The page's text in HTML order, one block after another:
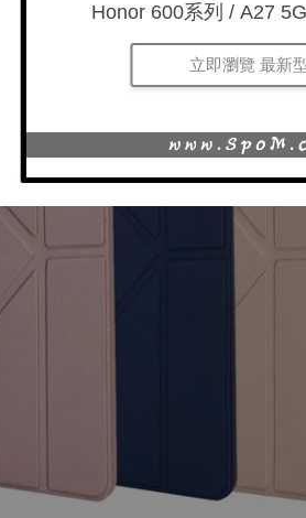
Honor 600系列 / A27
立即瀏覽 最新